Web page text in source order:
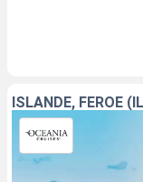
ISLANDE, FÉROÉ